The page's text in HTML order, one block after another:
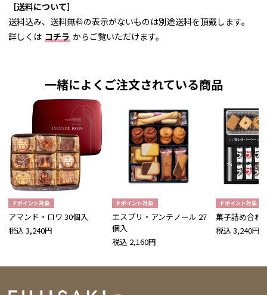
［送料について］
送料込み、送料無料の表示がないものは別途送料を頂戴します。
詳しくは コチラ からご覧いただけます。
一緒によくご注文されている商品
アマンド・ロワ 30個入
税込 3,240円
エスプリ・アンテノール 27
個入
税込 2,160円
菓子詰め合わ
税込 3,240円